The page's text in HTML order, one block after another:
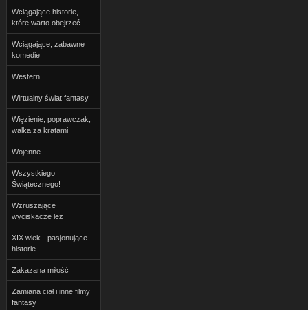
Wciągające historie,
które warto obejrzeć
Wciągające, zabawne
komedie
Western
Wirtualny świat fantasy
Więzienie, poprawczak,
walka za kratami
Wojenne
Wszystkiego
Świątecznego!
Wzruszające
wyciskacze łez
XIX wiek - pasjonujące
historie
Zakazana miłość
Zamiana ciał i inne filmy
fantasy